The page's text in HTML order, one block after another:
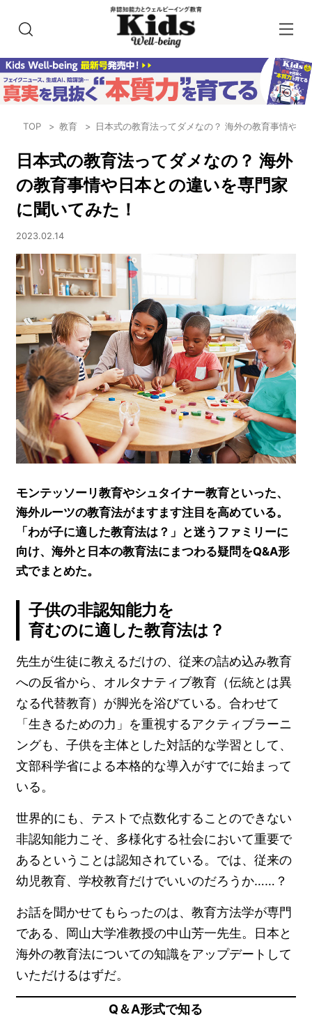
TOP 教育 日本式の教育法ってダメなの？ 海外の教育事情や
日本式の教育法ってダメなの？ 海外
の教育事情や日本との違いを専門家
に聞いてみた！
2023.02.14
モンテッソーリ教育やシュタイナー教育といった、
海外ルーツの教育法がますます注目を高めている。
「わが子に適した教育法は？」と迷うファミリーに
向け、海外と日本の教育法にまつわる疑問をQ&A形
式でまとめた。
子供の非認知能力を
育むのに適した教育法は？
先生が生徒に教えるだけの、従来の詰め込み教育
への反省から、オルタナティブ教育（伝統とは異
なる代替教育）が脚光を浴びている。合わせて
「生きるための力」を重視するアクティブラーニ
ングも、子供を主体とした対話的な学習として、
文部科学省による本格的な導入がすでに始まって
いる。
世界的にも、テストで点数化することのできない
非認知能力こそ、多様化する社会において重要で
あるということは認知されている。では、従来の
幼児教育、学校教育だけでいいのだろうか……？
お話を聞かせてもらったのは、教育方法学が専門
である、岡山大学准教授の中山芳一先生。日本と
海外の教育法についての知識をアップデートして
いただけるはずだ。
Q＆A形式で知る